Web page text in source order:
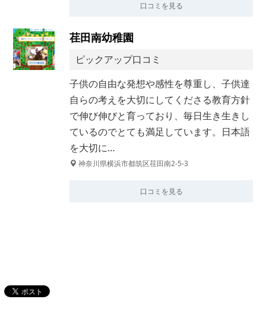
口コミを見る
荏田南幼稚園
ピックアップ口コミ
子供の自由な発想や感性を尊重し、子供達
自らの考えを大切にしてくださる教育方針
で伸び伸びと育っており、毎日生き生きし
ているのでとても満足しています。日本語
を大切に…
神奈川県横浜市都筑区荏田南2-5-3
口コミを見る